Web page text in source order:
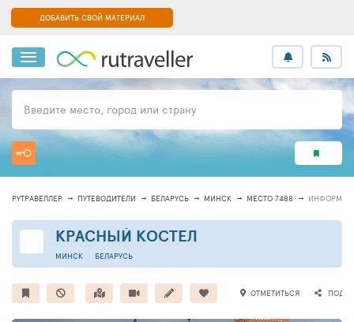
ДОБАВИТЬ СВОЙ МАТЕРИАЛ
Введите место, город или страну
РУТРАВЕЛЛЕР ПУТЕВОДИТЕЛИ БЕЛАРУСЬ МИНСК МЕСТО 7488
КРАСНЫЙ КОСТЕЛ
БЕЛАРУСЬ
МИНСК
ОТМЕТИТЬСЯ